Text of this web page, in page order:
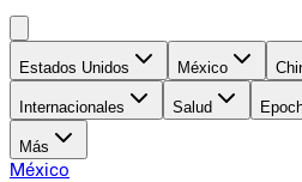
Estados Unidos México
Internacionales Salud
Más
México